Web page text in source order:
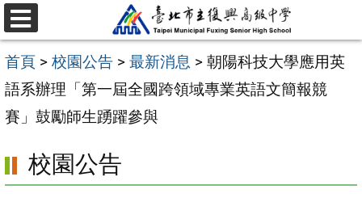
跳
至
主
要
內
區
選
單
首頁 > 校園公告 > 最新消息 > 朝陽科技大學應用英
語系辦理「第一屆全國跨領域專業英語文簡報競
賽」鼓勵師生踴躍參與
校園公告